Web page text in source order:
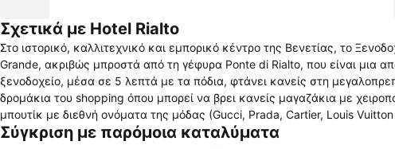
Σχετικά με Hotel Rialto
Στο ιστορικό, καλλιτεχνικό και εμπορικό κέντρο της Βενετίας, το
Grande, ακριβώς μπροστά από τη γέφυρα Ponte di Rialto, που είναι μια
ξενοδοχείο, μέσα σε 5 λεπτά με τα πόδια, φτάνει κανείς στη
δρομάκια του shopping όπου μπορεί να βρει κανείς μαγαζάκια με
μπουτίκ με διεθνή ονόματα της μόδας (Gucci, Prada, Cartier, Louis
ειδυλλιακή αγορά του Rialto με τα φρούτα και την ιστορική ψαραγορά.
Σύγκριση με παρόμοια καταλύματα